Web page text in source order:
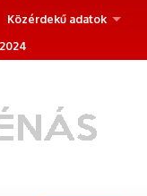
Közérdekű adatok